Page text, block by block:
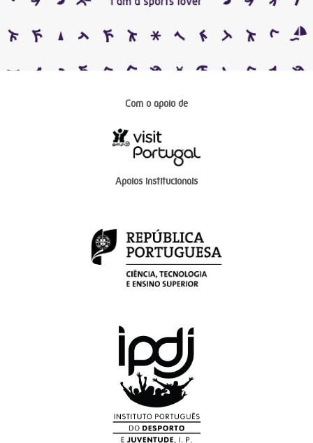
Com o apoio de
Apoios institucionais